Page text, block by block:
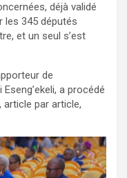
déjà validé
les 345 députés
et un seul s’est
de
a procédé
article par article,